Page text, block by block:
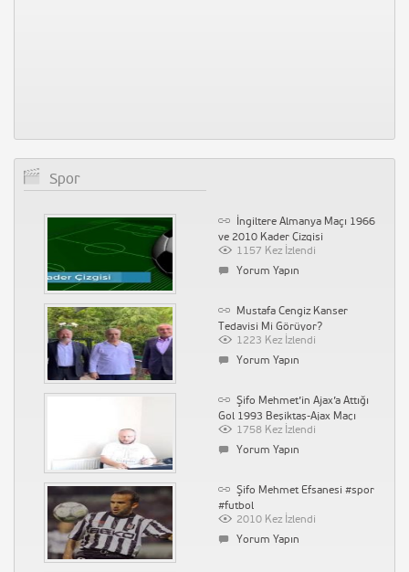
Spor
İngiltere Almanya Maçı 1966
ve 2010 Kader Çizgisi
1157 Kez İzlendi
Yorum Yapın
Mustafa Cengiz Kanser
Tedavisi Mi Görüyor?
1223 Kez İzlendi
Yorum Yapın
Şifo Mehmet’in Ajax’a Attığı
Gol 1993 Beşiktaş-Ajax Maçı
1758 Kez İzlendi
Yorum Yapın
Şifo Mehmet Efsanesi #spor
#futbol
2010 Kez İzlendi
Yorum Yapın